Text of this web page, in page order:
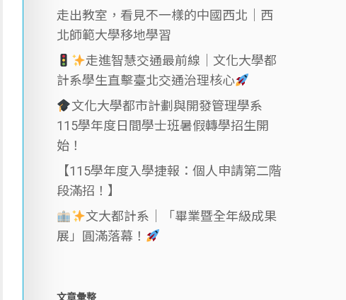
走出教室，看見不一樣的中國西北｜西
北師範大學移地學習
走進智慧交通最前線｜文化大學都
計系學生直擊臺北交通治理核心
文化大學都市計劃與開發管理學系
115學年度日間學士班暑假轉學招生開
始！
【115學年度入學捷報：個人申請第二階
段滿招！】
文大都計系｜「畢業暨全年級成果
展」圓滿落幕！
文章彙整